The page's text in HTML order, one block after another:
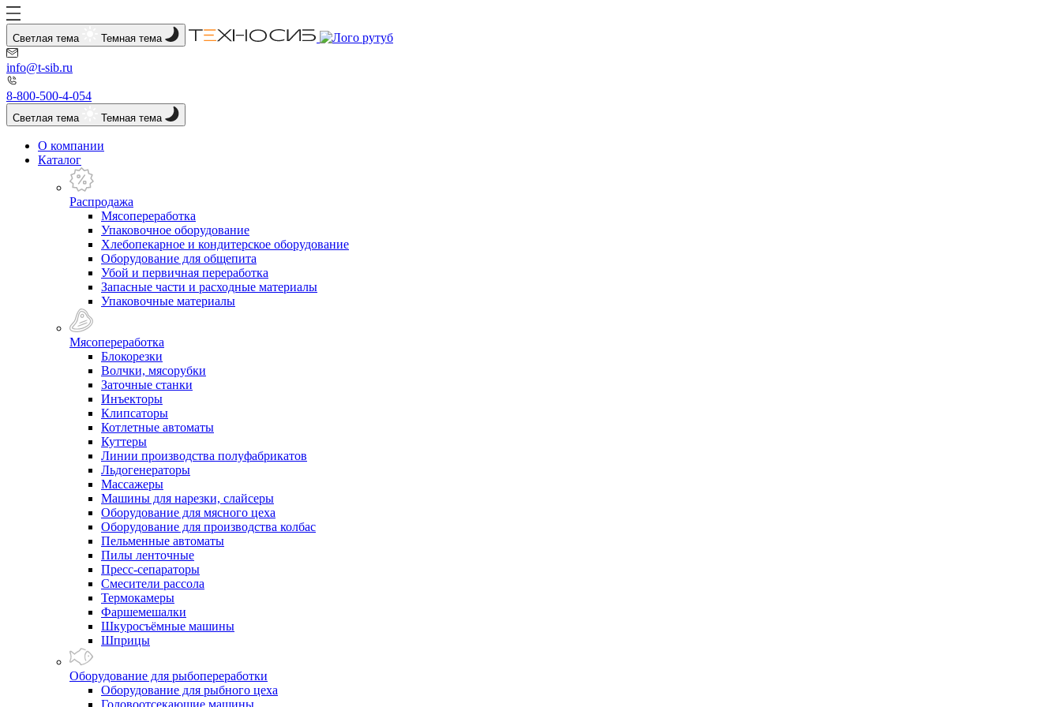
Светлая тема Темная тема
info@t-sib.ru
8-800-500-4-054
Светлая тема Темная тема
О компании
Каталог
Распродажа
Мясопереработка
Упаковочное оборудование
Хлебопекарное и кондитерское оборудование
Оборудование для общепита
Убой и первичная переработка
Запасные части и расходные материалы
Упаковочные материалы
Мясопереработка
Блокорезки
Волчки, мясорубки
Заточные станки
Инъекторы
Клипсаторы
Котлетные автоматы
Куттеры
Линии производства полуфабрикатов
Льдогенераторы
Массажеры
Машины для нарезки, слайсеры
Оборудование для мясного цеха
Оборудование для производства колбас
Пельменные автоматы
Пилы ленточные
Пресс-сепараторы
Смесители рассола
Термокамеры
Фаршемешалки
Шкуросъёмные машины
Шприцы
Оборудование для рыбопереработки
Оборудование для рыбного цеха
Головоотсекающие машины